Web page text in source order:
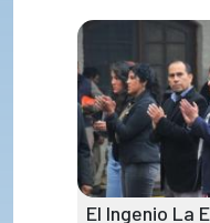
El Ingenio La